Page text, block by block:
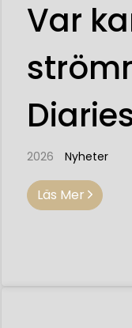
Var
2026 Nyheter
Läs Mer